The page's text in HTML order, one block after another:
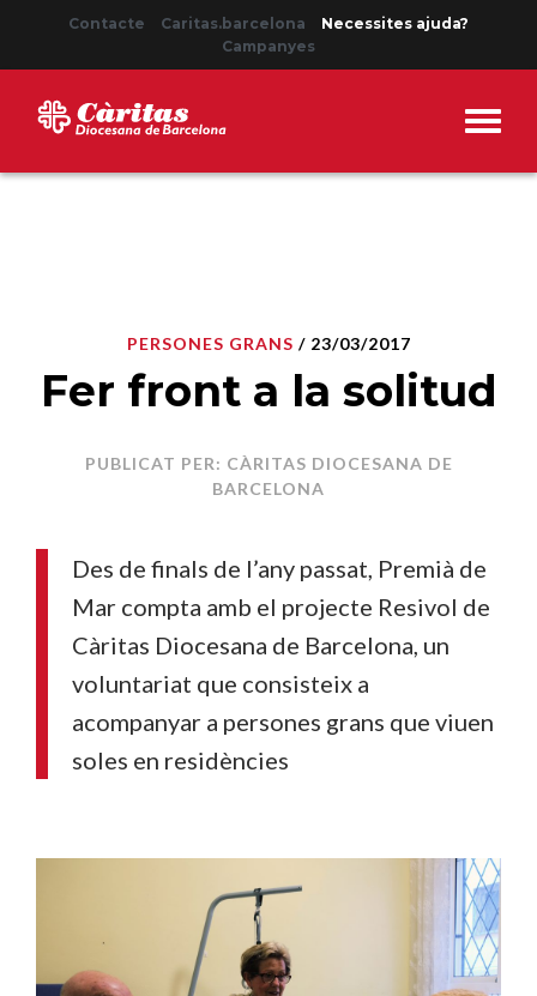
Contacte Caritas.barcelona
Necessites ajuda?
Campanyes
PERSONES GRANS / 23/03/2017
Fer front a la solitud
PUBLICAT PER: CÀRITAS DIOCESANA DE
BARCELONA
Des de finals de l’any passat, Premià de
Mar compta amb el projecte Resivol de
Càritas Diocesana de Barcelona, un
voluntariat que consisteix a
acompanyar a persones grans que viuen
soles en residències